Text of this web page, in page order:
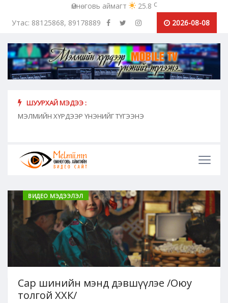
Өмнөговь аймагт 25.8 c
Утас: 88125868, 89178889
2026-08-08
ШУУРХАЙ МЭДЭЭ :
МЭЛМИЙН ХҮРДЭЭР ҮНЭНИЙГ ТҮГЭЭНЭ
ВИДЕО МЭДЭЭЛЭЛ
Сар шинийн мэнд дэвшүүлэе /Оюу
толгой ХХК/